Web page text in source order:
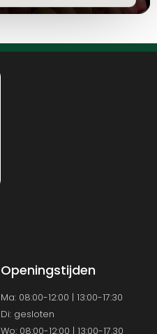
Openingstijden
Ma: 08:00-12:00 | 13:00-17:30
Di: gesloten
Wo: 08:00-12:00 | 13:00-17.30